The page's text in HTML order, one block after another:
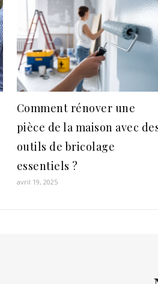
Comment rénover une
pièce de la maison avec
outils de bricolage
essentiels ?
avril 19, 2025